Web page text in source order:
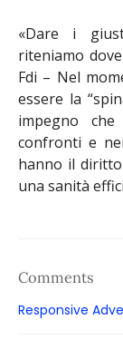
«Dare i
riteniamo
Fdi – Nel
essere la
impegno
confronti e
hanno il
una sanità
Comments
Responsive